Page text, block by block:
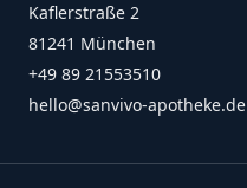
Kaflerstraße 2
81241 München
+49 89 21553510
hello@sanvivo-apotheke.de